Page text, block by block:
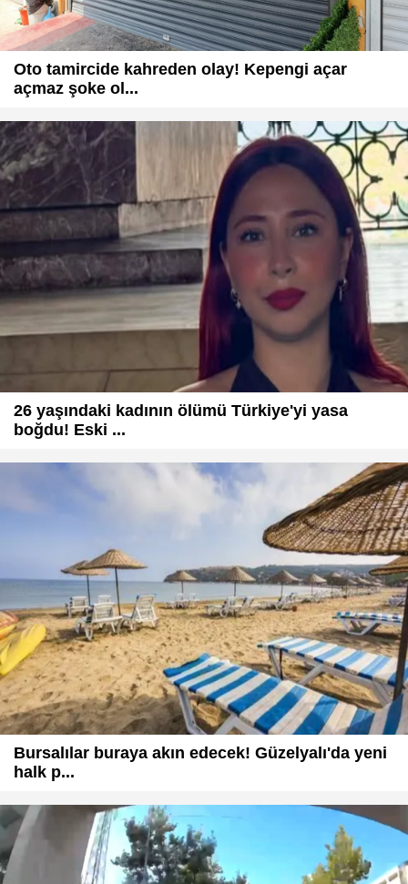
Oto tamircide kahreden olay! Kepengi açar
açmaz şoke ol...
26 yaşındaki kadının ölümü Türkiye'yi yasa
boğdu! Eski ...
Bursalılar buraya akın edecek! Güzelyalı'da yeni
halk p...